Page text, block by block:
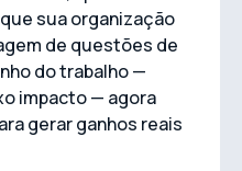
sua organização
de questões de
do trabalho —
impacto — agora
gerar ganhos reais